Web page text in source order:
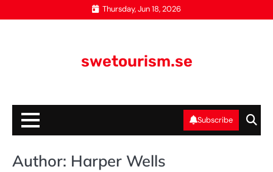
to
Thursday, Jun 18, 2026
swetourism.se
Subscribe
Author: Harper Wells